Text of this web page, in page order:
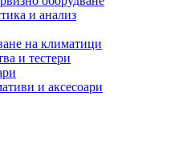
и анализ
на климатици
и тестери
и аксесоари